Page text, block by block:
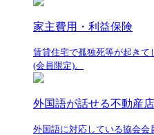
家主費用・利益保険
賃貸住宅で孤独死等が起きて
(会員限定)。
外国語が話せる不動産
外国語に対応している協会会